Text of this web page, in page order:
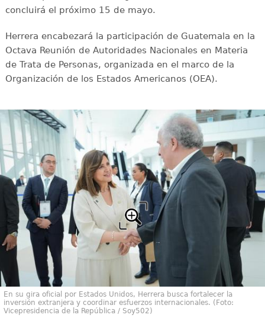
concluirá el próximo 15 de mayo.
Herrera encabezará la participación de Guatemala en la
Octava Reunión de Autoridades Nacionales en Materia
de Trata de Personas, organizada en el marco de la
Organización de los Estados Americanos (OEA).
En su gira oficial por Estados Unidos, Herrera busca fortalecer la
inversión extranjera y coordinar esfuerzos internacionales. (Foto:
Vicepresidencia de la República / Soy502)